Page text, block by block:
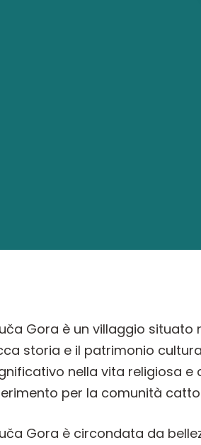
Gora è un villaggio situato
storia e il patrimonio
nella vita religiosa e
per la comunità
Gora è circondata da